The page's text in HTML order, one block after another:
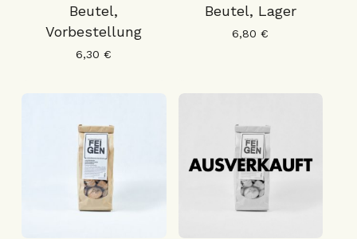
Beutel,
Vorbestellung
6,30€
Beutel, Lager
6,80€